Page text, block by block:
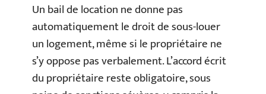
Un bail de location ne donne pas
automatiquement le droit de sous-louer
un logement, même si le propriétaire ne
s’y oppose pas verbalement. L’accord écrit
du propriétaire reste obligatoire, sous